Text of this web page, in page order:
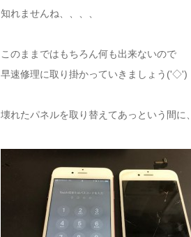
知れませんね、、、、
このままではもちろん何も出来ないので
早速修理に取り掛かっていきましょう('◇')ゞ
壊れたパネルを取り替えてあっという間に